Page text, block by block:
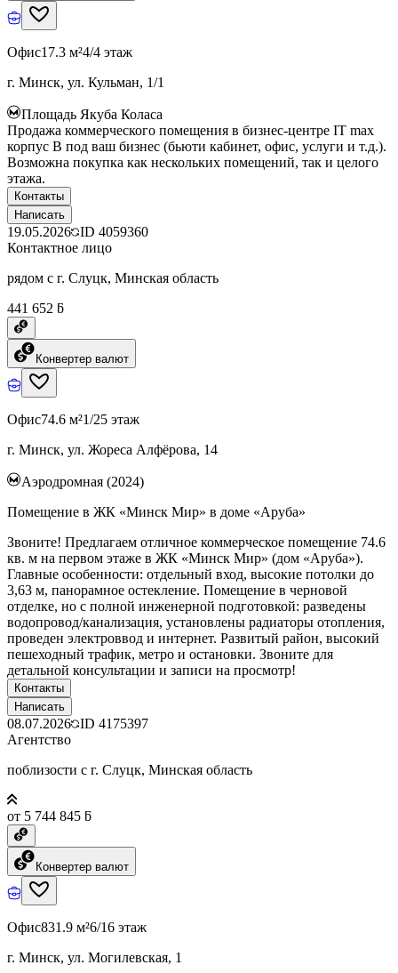
Офис17.3 м²4/4 этаж
г. Минск, ул. Кульман, 1/1
Площадь Якуба Коласа
Продажа коммерческого помещения в бизнес-центре IT max
корпус B под ваш бизнес (бьюти кабинет, офис, услуги и т.д.).
Возможна покупка как нескольких помещений, так и целого
этажа.
Контакты
Написать
19.05.2026 ID 4059360
Контактное лицо
рядом с г. Слуцк, Минская область
441 652 ƃ
Конвертер валют
Офис74.6 м²1/25 этаж
г. Минск, ул. Жореса Алфёрова, 14
Аэродромная (2024)
Помещение в ЖК «Минск Мир» в доме «Аруба»
Звоните! Предлагаем отличное коммерческое помещение 74.6
кв. м на первом этаже в ЖК «Минск Мир» (дом «Аруба»).
Главные особенности: отдельный вход, высокие потолки до
3,63 м, панорамное остекление. Помещение в черновой
отделке, но с полной инженерной подготовкой: разведены
водопровод/канализация, установлены радиаторы отопления,
проведен электроввод и интернет. Развитый район, высокий
пешеходный трафик, метро и остановки. Звоните для
детальной консультации и записи на просмотр!
Контакты
Написать
08.07.2026 ID 4175397
Агентство
поблизости с г. Слуцк, Минская область
от 5 744 845 ƃ
Конвертер валют
Офис831.9 м²6/16 этаж
г. Минск, ул. Могилевская, 1